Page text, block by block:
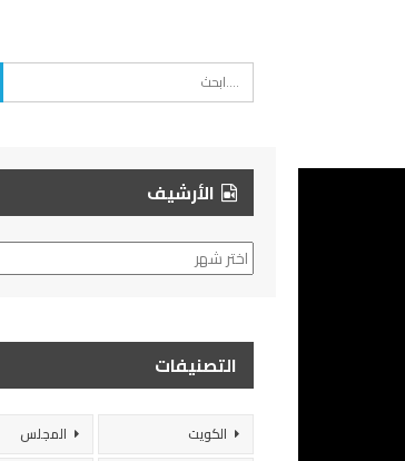
الأرشيف
الأرشيف
التصنيفات
الكويت
المجلس